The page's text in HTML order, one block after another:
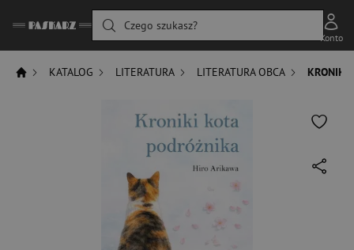
Czego szukasz?
Konto
KATALOG LITERATURA LITERATURA OBCA KRONIKI